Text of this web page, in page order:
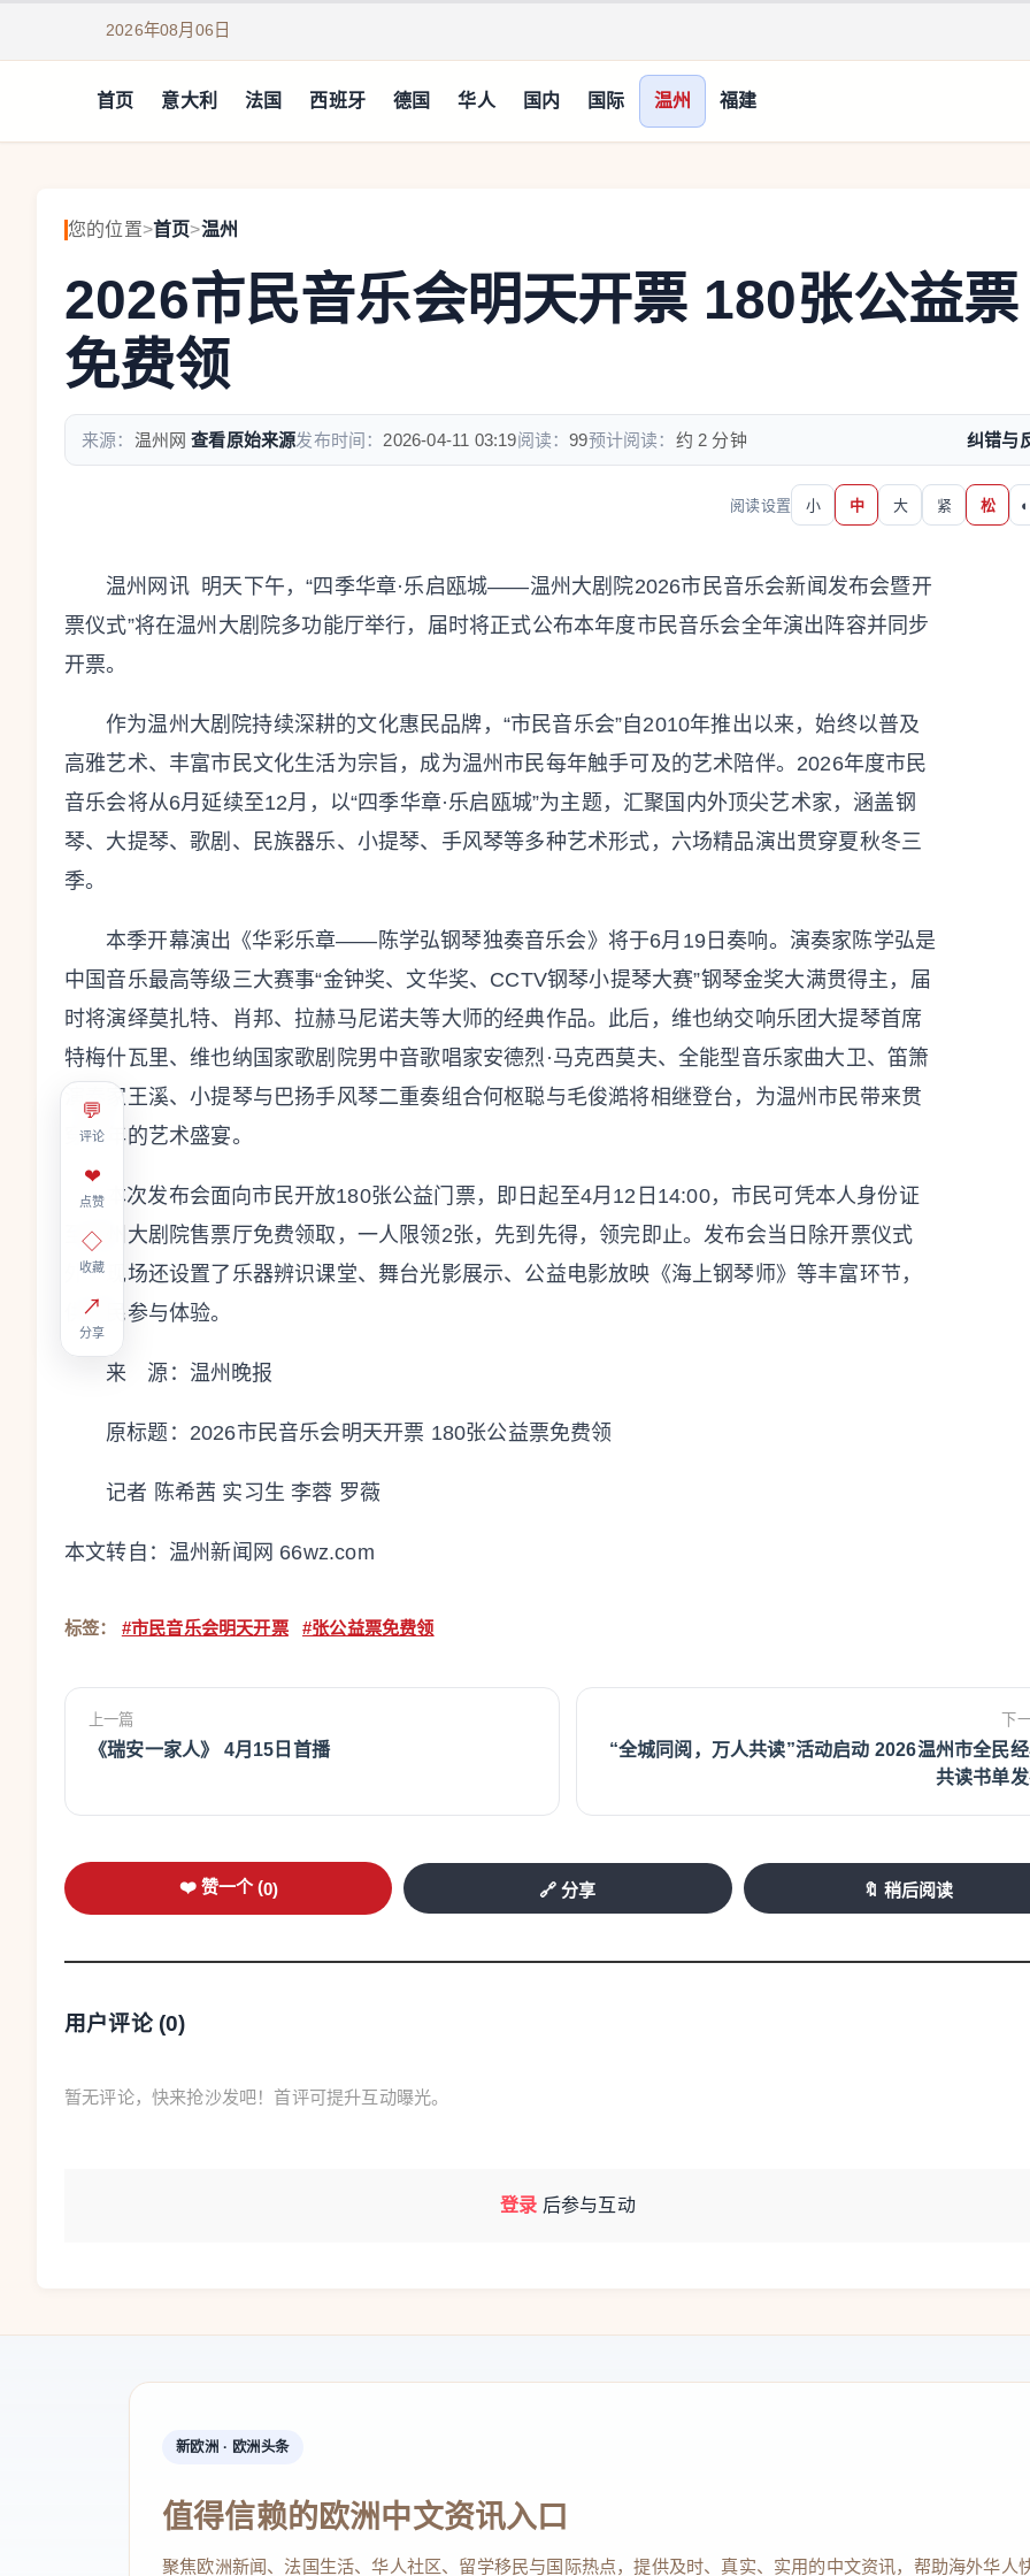
2026年08月06日
首页 意大利 法国 西班牙 德国 华人 国内 国际 温州 福建
您的位置>首页>温州
2026市民音乐会明天开票 180张公益票
免费领
来源： 温州网 查看原始来源发布时间： 2026-04-11 03:19阅读：99预计阅读： 约 2 分钟 纠错与
阅读设置 小 中 大 紧 松 ◐
💬
评论
❤
点赞
◇
收藏
↗
分享
温州网讯 明天下午，“四季华章·乐启瓯城——温州大剧院2026市民音乐会新闻发布会暨开
票仪式”将在温州大剧院多功能厅举行，届时将正式公布本年度市民音乐会全年演出阵容并同步
开票。
作为温州大剧院持续深耕的文化惠民品牌，“市民音乐会”自2010年推出以来，始终以普及
高雅艺术、丰富市民文化生活为宗旨，成为温州市民每年触手可及的艺术陪伴。2026年度市民
音乐会将从6月延续至12月，以“四季华章·乐启瓯城”为主题，汇聚国内外顶尖艺术家，涵盖钢
琴、大提琴、歌剧、民族器乐、小提琴、手风琴等多种艺术形式，六场精品演出贯穿夏秋冬三
季。
本季开幕演出《华彩乐章——陈学弘钢琴独奏音乐会》将于6月19日奏响。演奏家陈学弘是
中国音乐最高等级三大赛事“金钟奖、文华奖、CCTV钢琴小提琴大赛”钢琴金奖大满贯得主，届
时将演绎莫扎特、肖邦、拉赫马尼诺夫等大师的经典作品。此后，维也纳交响乐团大提琴首席
特梅什瓦里、维也纳国家歌剧院男中音歌唱家安德烈·马克西莫夫、全能型音乐家曲大卫、笛箫
演奏家王溪、小提琴与巴扬手风琴二重奏组合何枢聪与毛俊澔将相继登台，为温州市民带来贯
穿半年的艺术盛宴。
本次发布会面向市民开放180张公益门票，即日起至4月12日14:00，市民可凭本人身份证
至温州大剧院售票厅免费领取，一人限领2张，先到先得，领完即止。发布会当日除开票仪式
外，现场还设置了乐器辨识课堂、舞台光影展示、公益电影放映《海上钢琴师》等丰富环节，
供市民参与体验。
来 源：温州晚报
原标题： 2026市民音乐会明天开票 180张公益票免费领
记者 陈希茜 实习生 李蓉 罗薇
本文转自： 温州新闻网 66wz.com
标签： #市民音乐会明天开票 #张公益票免费领
上一篇
《瑞安一家人》 4月15日首播
下
“全城同阅，万人共读”活动启动 2026温州市全民
共读书单
❤️ 赞一个 (0) 🔗 分享 🔖 稍后阅读
用户评论 (0)
暂无评论，快来抢沙发吧！首评可提升互动曝光。
登录 后参与互动
新欧洲 · 欧洲头条
值得信赖的欧洲中文资讯入口
聚焦欧洲新闻、法国生活、华人社区、留学移民与国际热点，提供及时、真实、实用的中文资讯，帮助海外华人